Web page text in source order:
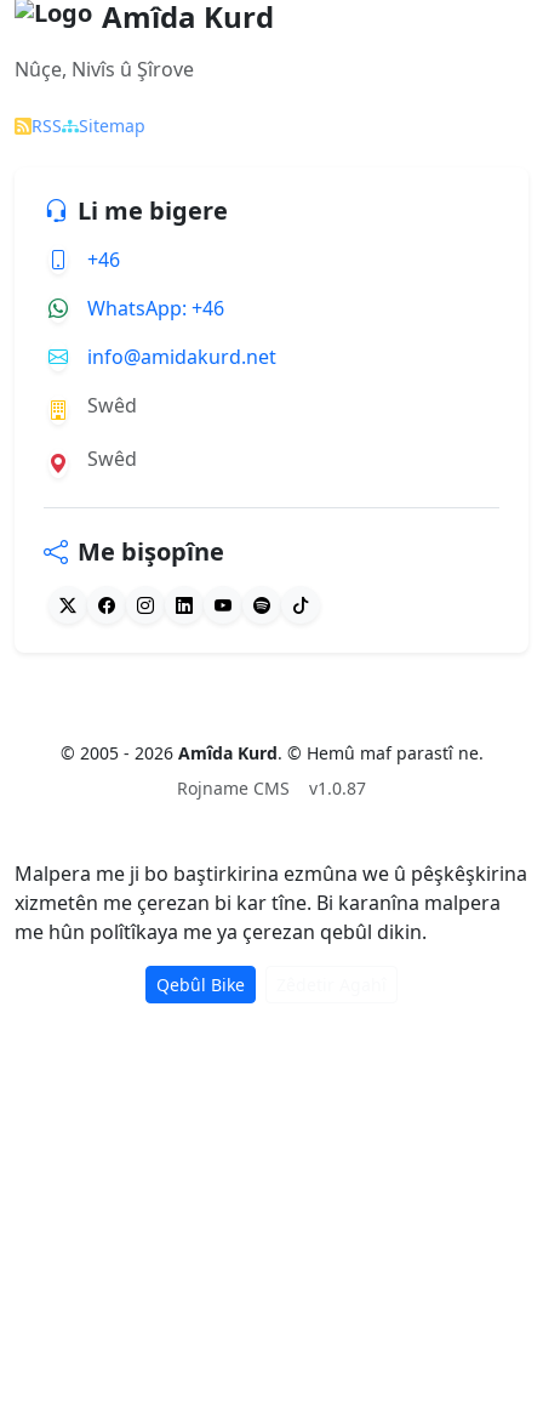
Amîda Kurd
Nûçe, Nivîs û Şîrove
RSS Sitemap
Li me bigere
+46
WhatsApp: +46
info@amidakurd.net
Swêd
Swêd
Me bişopîne
© 2005 - 2026 Amîda Kurd. © Hemû maf parastî ne.
Rojname CMS
v1.0.87
Malpera me ji bo baştirkirina ezmûna we û pêşkêşkirina
xizmetên me çerezan bi kar tîne. Bi karanîna malpera
me hûn polîtîkaya me ya çerezan qebûl dikin.
Qebûl Bike